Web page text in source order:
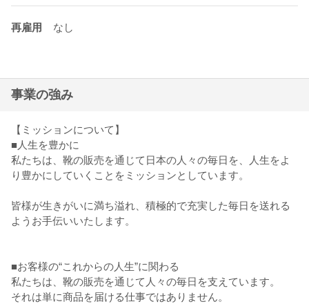
再雇用 なし
事業の強み
【ミッションについて】
■人生を豊かに
私たちは、靴の販売を通じて日本の人々の毎日を、人生をよ
り豊かにしていくことをミッションとしています。
皆様が生きがいに満ち溢れ、積極的で充実した毎日を送れる
ようお手伝いいたします。
■お客様の“これからの人生”に関わる
私たちは、靴の販売を通じて人々の毎日を支えています。
それは単に商品を届ける仕事ではありません。